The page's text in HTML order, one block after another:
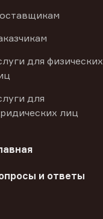
для физических
для
лиц
и ответы